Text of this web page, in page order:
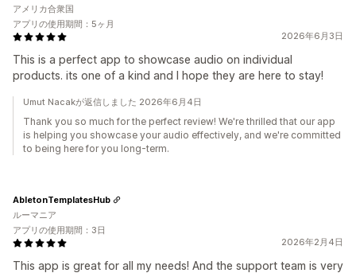
2026年6月3日
This is a perfect app to showcase audio on individual
products. its one of a kind and I hope they are here to stay!
アメリカ合衆国
アプリの使用期間：5ヶ月
Umut Nacakが返信しました 2026年6月4日
Thank you so much for the perfect review! We're thrilled that our app
is helping you showcase your audio effectively, and we're committed
to being here for you long-term.
2026年2月4日
This app is great for all my needs! And the support team is very
AbletonTemplatesHub
ルーマニア
アプリの使用期間：3日